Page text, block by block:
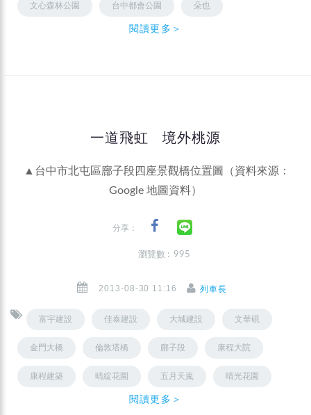
文心森林公園 台中都會公園 朵也
閱讀更多＞
一道飛虹 境外桃源
▲台中市北屯區廍子段四座景觀橋位置圖（資料來源：
Google 地圖資料）
分享：
瀏覽數 : 995
2013-08-30 11:16 列車長
富宇建設 佳泰建設 大城建設 文華硯
金門大橋 倫敦塔橋 廍子段 康程大院
康程建築 晴綻花園 五月天嵐 晴光花園
閱讀更多＞